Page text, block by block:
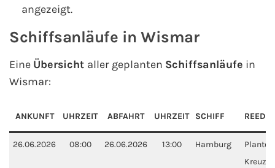
Mein Schiff Kanaren
Mein Schiff Mittelmeer
Mein Schiff Westeuropa
Mein Schiff Orient
angezeigt.
Schiffsanläufe in Wismar
Eine Übersicht aller geplanten Schiffsanläufe in
Wismar:
ANKUNFT UHRZEIT ABFAHRT UHRZEIT SCHIFF
26.06.2026 08:00 26.06.2026 13:00 Hamburg